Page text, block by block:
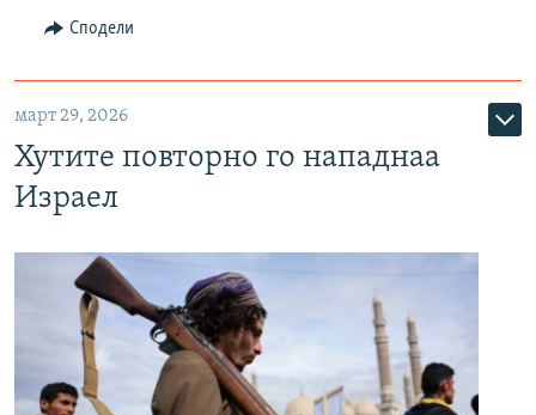
Сподели
март 29, 2026
Хутите повторно го нападнаа
Израел